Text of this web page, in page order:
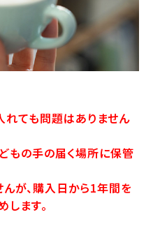
ても問題はありません
もの手の届く場所に保管
が、購入日から1年間を
ます。